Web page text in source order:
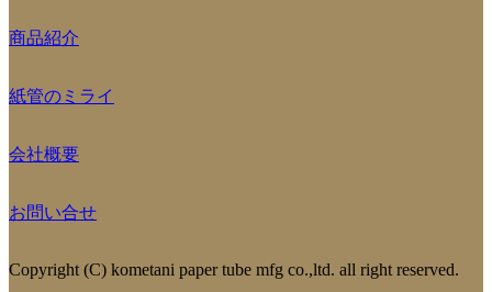
商品紹介
紙管のミライ
会社概要
お問い合せ
Copyright (C) kometani paper tube mfg co.,ltd. all right reserved.